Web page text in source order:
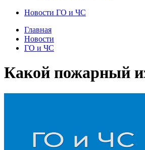
Новости ГО и ЧС
Главная
Новости
ГО и ЧС
Какой пожарный